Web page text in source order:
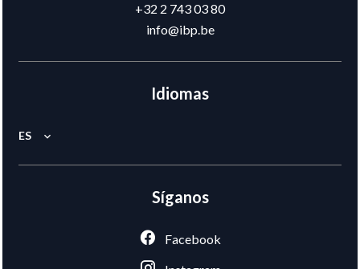
+32 2 743 03 80
info@ibp.be
Idiomas
ES
Síganos
Facebook